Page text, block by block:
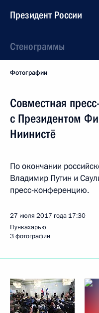
Президент России
Стенограммы
Фотографии
Совместная
с Президентом
Ниинистё
По окончании
Владимир Путин и
пресс-конференцию.
27 июля 2017 года 17:30
Пункахарью
3 фотографии